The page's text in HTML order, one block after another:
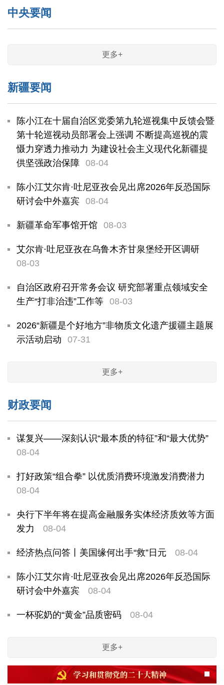
中央要闻
更多+
新疆要闻
陈小江在十届自治区党委第九轮巡视集中反馈会暨
第十轮巡视动员部署会上强调 不断提高巡视的震
慑力穿透力推动力 为建设社会主义现代化新疆提
供坚强政治保障 08-04
陈小江艾尔肯·吐尼亚孜会见出席2026年反恐国际
研讨会中外嘉宾 08-04
新疆革命军事馆开馆 08-03
艾尔肯·吐尼亚孜在乌鲁木齐甘泉堡经开区调研
08-03
自治区政府召开常务会议 研究部署重点领域安全
生产“打非治违”工作等 08-03
2026“新疆是个好地方”非物质文化遗产援疆主题展
示活动启动
07-31
更多+
财政要闻
谋复兴——深刻认识“最本质的特征”和“最大优势”
08-04
打好政策“组合拳” 以优质消费环境激发消费潜力
08-04
央行下半年将在提高金融服务实体经济质效等方面
发力
08-04
经济热点问答丨美国缘何出手“救”日元 08-04
陈小江艾尔肯·吐尼亚孜会见出席2026年反恐国际
研讨会中外嘉宾
08-04
一杯驼奶的“黄金”品质密码 08-04
更多+